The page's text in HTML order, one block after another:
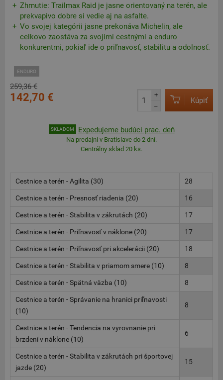
Zhrnutie: Trailmax Raid je jasne orientovaný na terén, ale
prekvapivo dobre si vedie aj na asfalte.
Vo svojej kategórii jasne prekonáva Michelin, ale
celkovo zaostáva za svojimi cestnými a enduro
konkurentmi, pokiaľ ide o priľnavosť, stabilitu a odolnosť.
ENDURO
259,36 €
142,70 €
+
–
Kúpiť
SKLADOM Expedujeme budúci prac. deň
Na predajni v Bratislave do 2 dní.
Centrálny sklad 20 ks.
Cestnice a terén - Agilita (30) 28
Cestnice a terén - Presnosť riadenia (20) 16
Cestnice a terén - Stabilita v zákrutách (20) 17
Cestnice a terén - Priľnavosť v náklone (20) 17
Cestnice a terén - Priľnavosť pri akcelerácii (20) 18
Cestnice a terén - Stabilita v priamom smere (10) 8
Cestnice a terén - Spätná väzba (10) 8
Cestnice a terén - Správanie na hranici priľnavosti
(10)
8
Cestnice a terén - Tendencia na vyrovnanie pri
brzdení v náklone (10)
6
Cestnice a terén - Stabilita v zákrutách pri športovej
jazde (20)
15